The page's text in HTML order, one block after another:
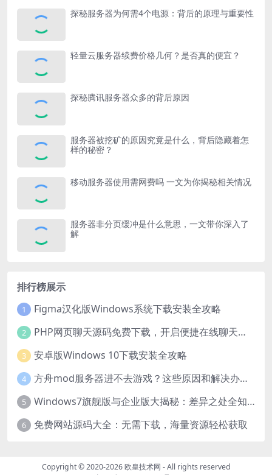
探秘服务器为何需4个电源：背后的原理与重要性
轻量云服务器续费价格几何？是否真的便宜？
探秘腾讯服务器众多的背后原因
服务器被挖矿的原因究竟是什么，背后隐藏着怎
样的秘密？
移动服务器使用需网费吗 一文为你揭秘相关情况
服务器非分页缓冲是什么意思，一文带你深入了
解
排行榜展示
1 Figma汉化版Windows系统下载安装全攻略
2 PHP网页聊天源码免费下载，开启便捷在线聊天开发之旅
3 安卓版Windows 10下载安装全攻略
4 方舟mod服务器进不去游戏？这些原因和解决办法你得知道
5 Windows7旗舰版与企业版大揭秘：差异之处全知晓
6 免费网站源码大全：无需下载，海量资源轻松获取
Copyright © 2020-2026欧皇技术网 - All rights reserved